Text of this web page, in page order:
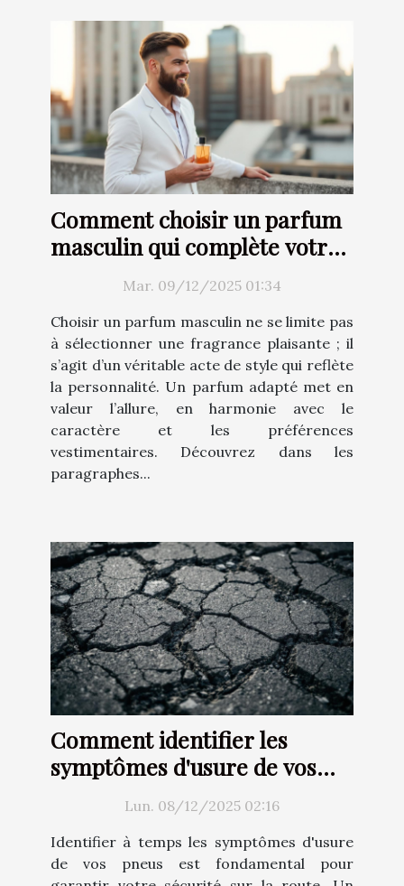
Comment choisir un parfum
masculin qui complète votre
Mar. 09/12/2025 01:34
Choisir un parfum masculin ne se limite pas
à sélectionner une fragrance plaisante ; il
s’agit d’un véritable acte de style qui reflète
la personnalité. Un parfum adapté met en
valeur l’allure, en harmonie avec le
caractère et les préférences
vestimentaires. Découvrez dans les
paragraphes...
Comment identifier les
symptômes d'usure de vos
pneus ?Lun. 08/12/2025 02:16
Identifier à temps les symptômes d'usure
de vos pneus est fondamental pour